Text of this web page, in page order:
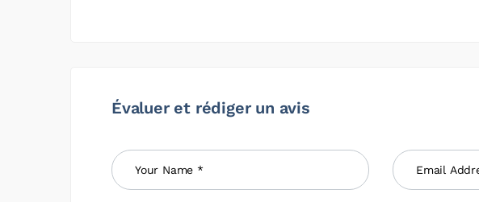
Évaluer et rédiger un avis